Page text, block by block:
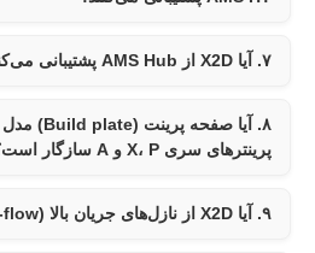
۷. آیا X2D از AMS Hub پشتیبانی می‌کند؟
پرینترهای سری X، P و A سازگار است؟
۹. آیا X2D از نازل‌های جریان بالا (High-flow) پشتیبانی می‌کند؟